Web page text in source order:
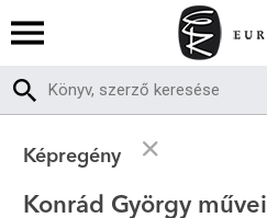
Képregény
Konrád György művei